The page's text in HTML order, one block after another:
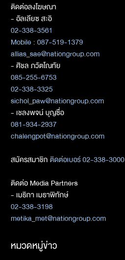
ติดต่อลงโฆษณา
- อัลเลียซ สะอิ
02-338-3561
Mobile : 087-519-1379
allias_sae@nationgroup.com
- ศิชล ภวัตโณทัย
085-255-6753
02-338-3325
sichol_paw@nationgroup.com
- เชลงพจน์ บุญซื่อ
081-934-2937
chalengpot@nationgroup.com
สมัครสมาชิกติดต่อเบอร์ 02-338-3000
ติดต่อ Media Partners
- เมธิกา เมธาพิทักษ์
02-338-3198
metika_met@nationgroup.com
หมวดหมู่ข่าว